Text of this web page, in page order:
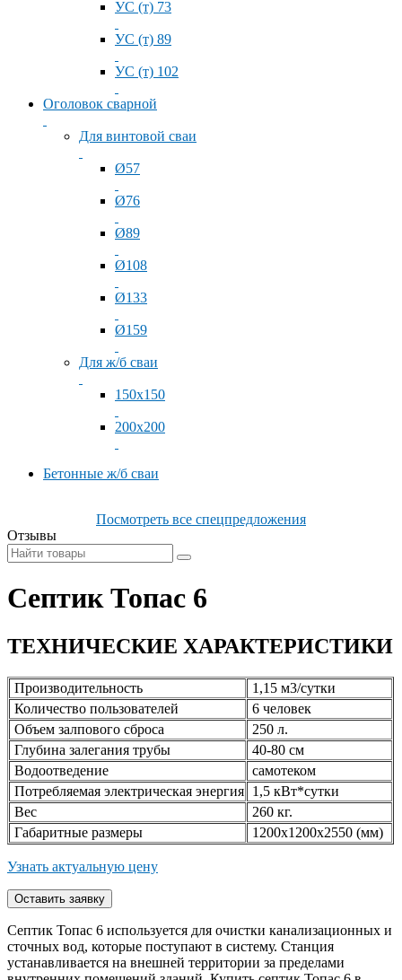
УС (т) 73
УС (т) 89
УС (т) 102
Оголовок сварной
Для винтовой сваи
Ø57
Ø76
Ø89
Ø108
Ø133
Ø159
Для ж/б сваи
150x150
200x200
Бетонные ж/б сваи
Посмотреть все спецпредложения
Отзывы
Септик Топас 6
ТЕХНИЧЕСКИЕ ХАРАКТЕРИСТИКИ
Производительность
1,15 м3/сутки
Количество пользователей
6 человек
Объем залпового сброса
250 л.
Глубина залегания трубы
40-80 см
Водоотведение
самотеком
Потребляемая электрическая энергия 1,5 кВт*сутки
Вес
260 кг.
Габаритные размеры
1200x1200x2550 (мм)
Узнать актуальную цену
Септик Топас 6 используется для очистки канализационных и
сточных вод, которые поступают в систему. Станция
устанавливается на внешней территории за пределами